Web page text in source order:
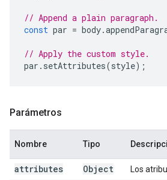
// Append a plain paragraph.
const par = body.
// Apply the custom style.
par . setAttributes(style);
Parámetros
Nombre Tipo
attributes Object Los